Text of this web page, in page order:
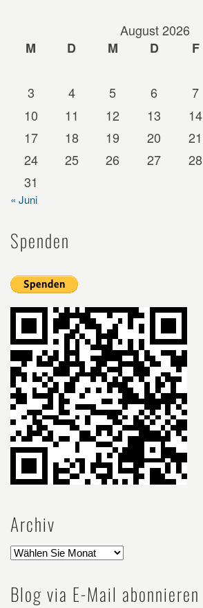
August 2026
M
D M D F
3
4 5 6 7
10
11 12 13 14
17
18 19 20 21
24
25 26 27 28
31
« Juni
Spenden
Archiv
Blog via E-Mail abonnieren